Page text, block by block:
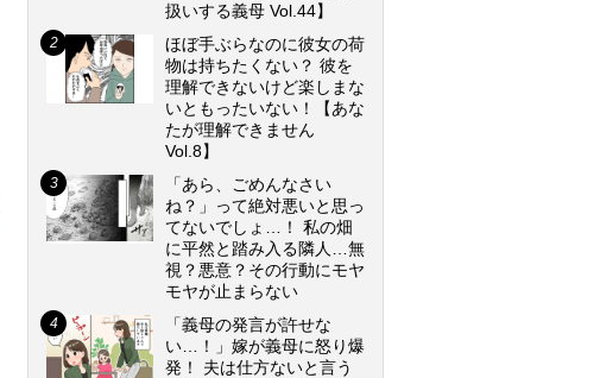
扱いする義母 Vol.44】
ほぼ手ぶらなのに彼女の荷
物は持ちたくない？ 彼を
理解できないけど楽しまな
いともったいない！【あな
たが理解できません
Vol.8】
「あら、ごめんなさい
ね？」って絶対悪いと思っ
てないでしょ…！ 私の畑
に平然と踏み入る隣人…無
視？悪意？その行動にモヤ
モヤが止まらない
「義母の発言が許せな
い…！」嫁が義母に怒り爆
発！ 夫は仕方ないと言う